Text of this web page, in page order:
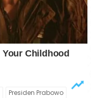
Presiden Prabowo